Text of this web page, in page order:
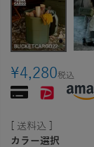
¥4,280税込
送料込
カラー選択